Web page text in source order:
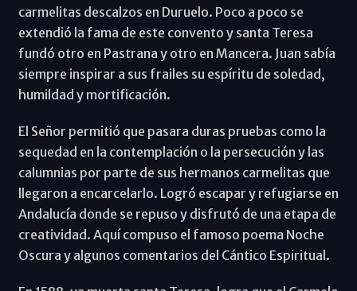
carmelitas descalzos en Duruelo. Poco a poco se
extendió la fama de este convento y santa Teresa
fundó otro en Pastrana y otro en Mancera. Juan sabía
siempre inspirar a sus frailes su espíritu de soledad,
humildad y mortificación.
El Señor permitió que pasara duras pruebas como la
sequedad en la contemplación o la persecución y las
calumnias por parte de sus hermanos carmelitas que
llegaron a encarcelarlo. Logró escapar y refugiarse en
Andalucía donde se repuso y disfrutó de una etapa de
creatividad. Aquí compuso el famoso poema Noche
Oscura y algunos comentarios del Cántico Espiritual.